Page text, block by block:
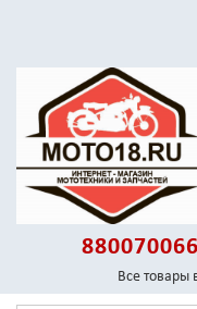
Все товары